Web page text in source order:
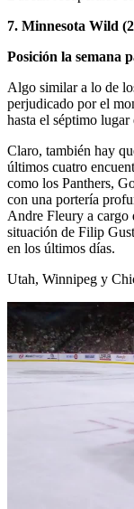
7. Minnesota Wild
Posición la semana
Algo similar a lo de
perjudicado por el
hasta el séptimo
Claro, también hay
últimos cuatro
como los Panthers,
con una portería
Andre Fleury a cargo
situación de Filip
en los últimos días.
Utah, Winnipeg y